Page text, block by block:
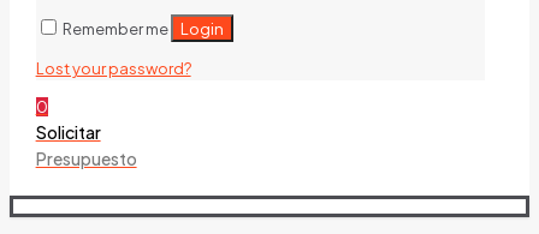
Remember me Login
Lost your password?
0
Solicitar
Presupuesto